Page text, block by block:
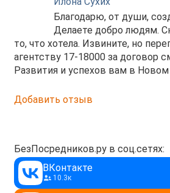
Благодарю, от души,
Делаете добро людям.
то, что хотела. Извините, но
агентству 17-18000 за договор
Развития и успехов вам в Новом
Добавить отзыв
БезПосредников.ру в соц.сетях:
ВКонтакте
10.3к